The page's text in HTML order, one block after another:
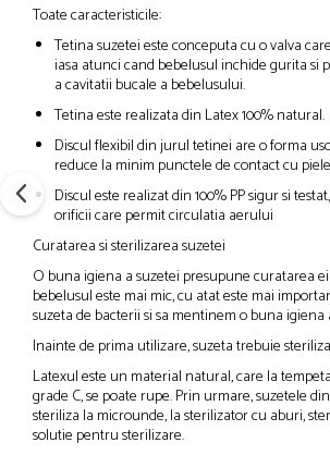
Toate caracteristicile:
Tetina suzetei este conceputa cu o valva
iasa atunci cand bebelusul inchide gurita si
a cavitatii bucale a bebelusului.
Tetina este realizata din Latex 100% natural.
Discul flexibil din jurul tetinei are o forma
reduce la minim punctele de contact cu
Discul este realizat din 100% PP sigur si
orificii care permit circulatia aerului
Curatarea si sterilizarea suzetei
O buna igiena a suzetei presupune curatarea
bebelusul este mai mic, cu atat este mai
suzeta de bacterii si sa mentinem o buna igiena
Inainte de prima utilizare, suzeta trebuie
Latexul este un material natural, care la
grade C, se poate rupe. Prin urmare, suzetele
steriliza la microunde, la sterilizator cu aburi,
solutie pentru sterilizare.